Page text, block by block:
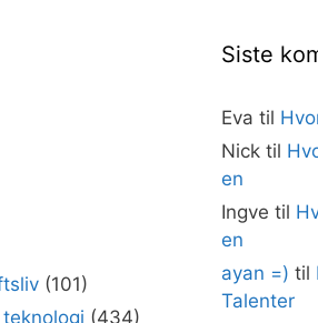
(101)
(434)
Siste
Eva til
Nicktil
en
Ingve til
en
ayan =) til
Talenter